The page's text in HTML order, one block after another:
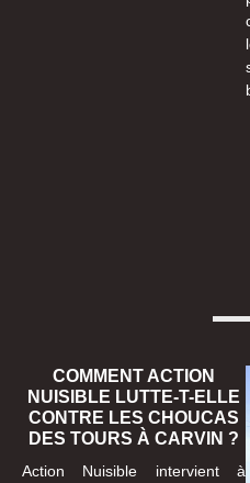
COMMENT ACTION
NUISIBLE LUTTE-T-ELLE
CONTRE LES CHOUCAS
DES TOURS À CARVIN ?
Action Nuisible intervient à